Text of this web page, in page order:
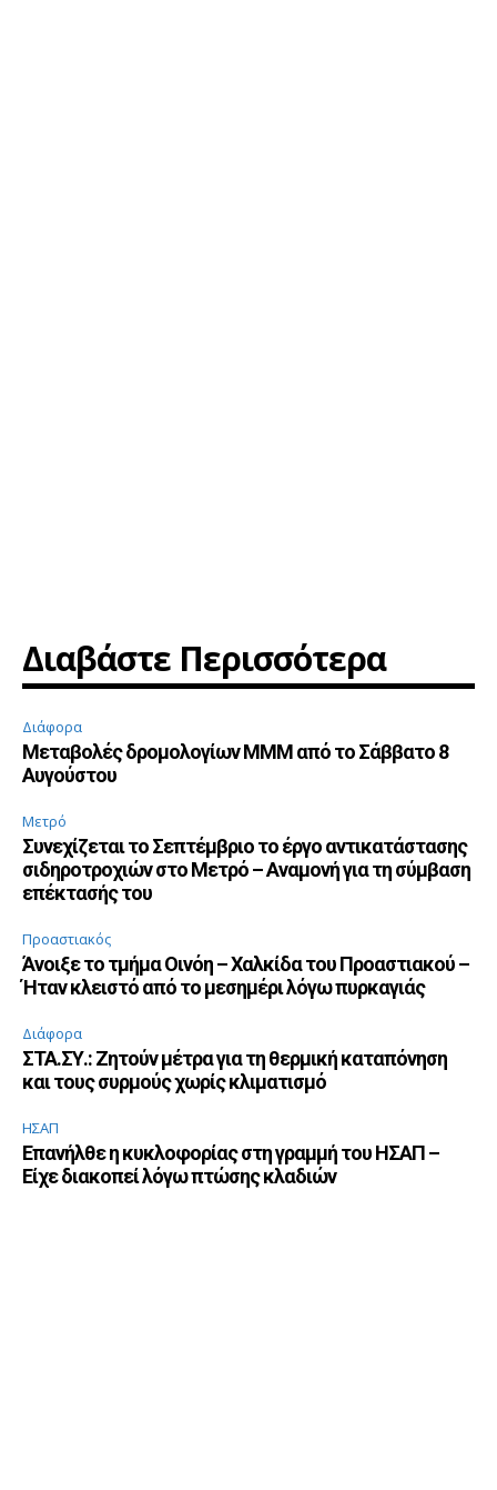
Διαβάστε Περισσότερα
Διάφορα
Μεταβολές δρομολογίων ΜΜΜ από το Σάββατο 8
Αυγούστου
Μετρό
Συνεχίζεται το Σεπτέμβριο το έργο αντικατάστασης
σιδηροτροχιών στο Μετρό – Αναμονή για τη σύμβαση
επέκτασής του
Προαστιακός
Άνοιξε το τμήμα Οινόη – Χαλκίδα του Προαστιακού –
Ήταν κλειστό από το μεσημέρι λόγω πυρκαγιάς
Διάφορα
ΣΤΑ.ΣΥ.: Ζητούν μέτρα για τη θερμική καταπόνηση
και τους συρμούς χωρίς κλιματισμό
ΗΣΑΠ
Επανήλθε η κυκλοφορίας στη γραμμή του ΗΣΑΠ –
Είχε διακοπεί λόγω πτώσης κλαδιών